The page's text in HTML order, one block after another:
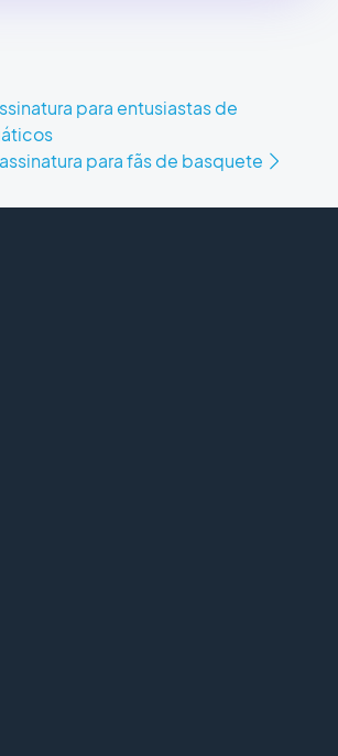
para entusiastas de
para fãs de basquete